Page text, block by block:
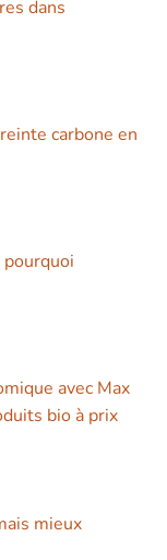
dans
carbone en
avec Max
bio à prix
mieux